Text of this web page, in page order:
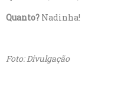
Quanto? Nadinha!
Foto: Divulgação